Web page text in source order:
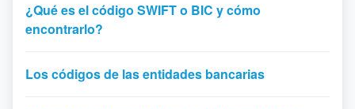
¿Qué es el código SWIFT o BIC y cómo
encontrarlo?
Los códigos de las entidades bancarias